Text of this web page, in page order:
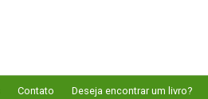
Contato Deseja encontrar um livro?